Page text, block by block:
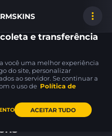
8 FT
M249
Deep Relief
e transferência
você uma melhor experiência
do site, personalizar
ao servidor. Se continuar a
o uso de Política de
ACEITAR TUDO